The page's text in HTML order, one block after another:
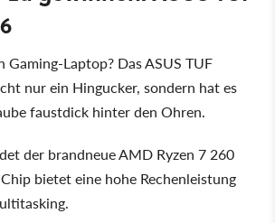
Gaming-Laptop? Das ASUS TUF
nur ein Hingucker, sondern hat es
faustdick hinter den Ohren.
der brandneueAMD Ryzen 7 260
bietet eine hohe Rechenleistung